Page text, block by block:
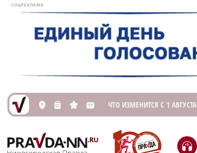
СОЦРЕКЛАМА
L n s M ЧТО ИЗМЕНИТСЯ С 1 АВГУСТА
H